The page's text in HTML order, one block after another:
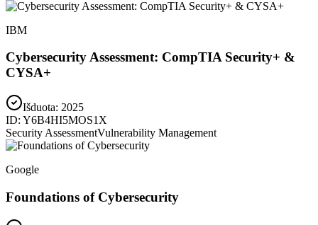
IBM
Cybersecurity Assessment: CompTIA Security+ &
CYSA+
Išduota: 2025
ID: Y6B4HI5MOS1X
Security AssessmentVulnerability Management
Google
Foundations of Cybersecurity